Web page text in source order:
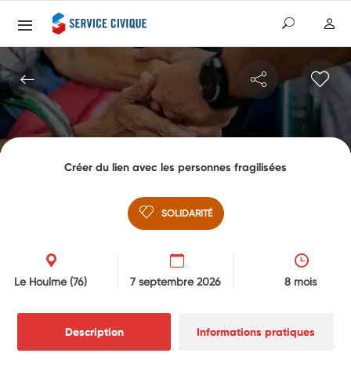
Créer du lien avec les personnes fragilisées
SOLIDARITÉ
Le Houlme(76) 7 septembre 2026 8 mois
Description Informations pratiques